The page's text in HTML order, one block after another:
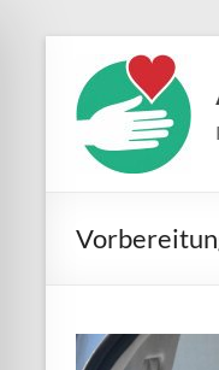
Inhalt
springen